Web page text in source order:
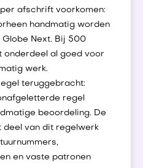
afschrift voorkomen:
handmatig worden
Next. Bij 500
onderdeel al goed voor
werk.
teruggebracht:
regel
beoordeling. De
deel van dit regelwerk
en vaste patronen